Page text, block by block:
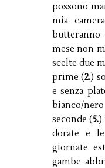
possono
mia
mese non
scelte due
prime (2.)
e senza
bianco/
seconde (5.)
dorate e
giornate
gambe